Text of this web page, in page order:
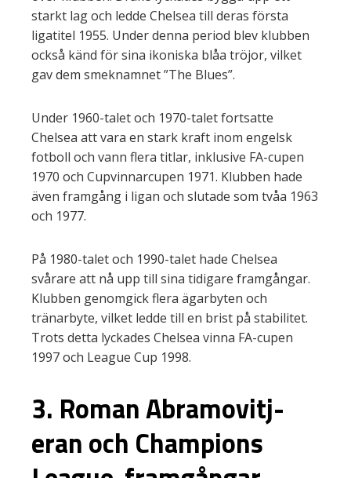
starkt lag och ledde Chelsea till deras första
ligatitel 1955. Under denna period blev klubben
också känd för sina ikoniska blåa tröjor, vilket
gav dem smeknamnet ”The Blues”.
Under 1960-talet och 1970-talet fortsatte
Chelsea att vara en stark kraft inom engelsk
fotboll och vann flera titlar, inklusive FA-cupen
1970 och Cupvinnarcupen 1971. Klubben hade
även framgång i ligan och slutade som tvåa 1963
och 1977.
På 1980-talet och 1990-talet hade Chelsea
svårare att nå upp till sina tidigare framgångar.
Klubben genomgick flera ägarbyten och
tränarbyte, vilket ledde till en brist på stabilitet.
Trots detta lyckades Chelsea vinna FA-cupen
1997 och League Cup 1998.
3. Roman Abramovitj-
eran och Champions